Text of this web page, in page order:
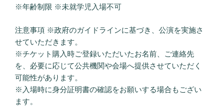
※年齢制限 ※未就学児入場不可
注意事項 ※政府のガイドラインに基づき、公演を実施さ
せていただきます。
※チケット購入時ご登録いただいたお名前、ご連絡先
を、必要に応じて公共機関や会場へ提供させていただく
可能性があります。
※入場時に身分証明書の確認をお願いする場合もござい
ます。